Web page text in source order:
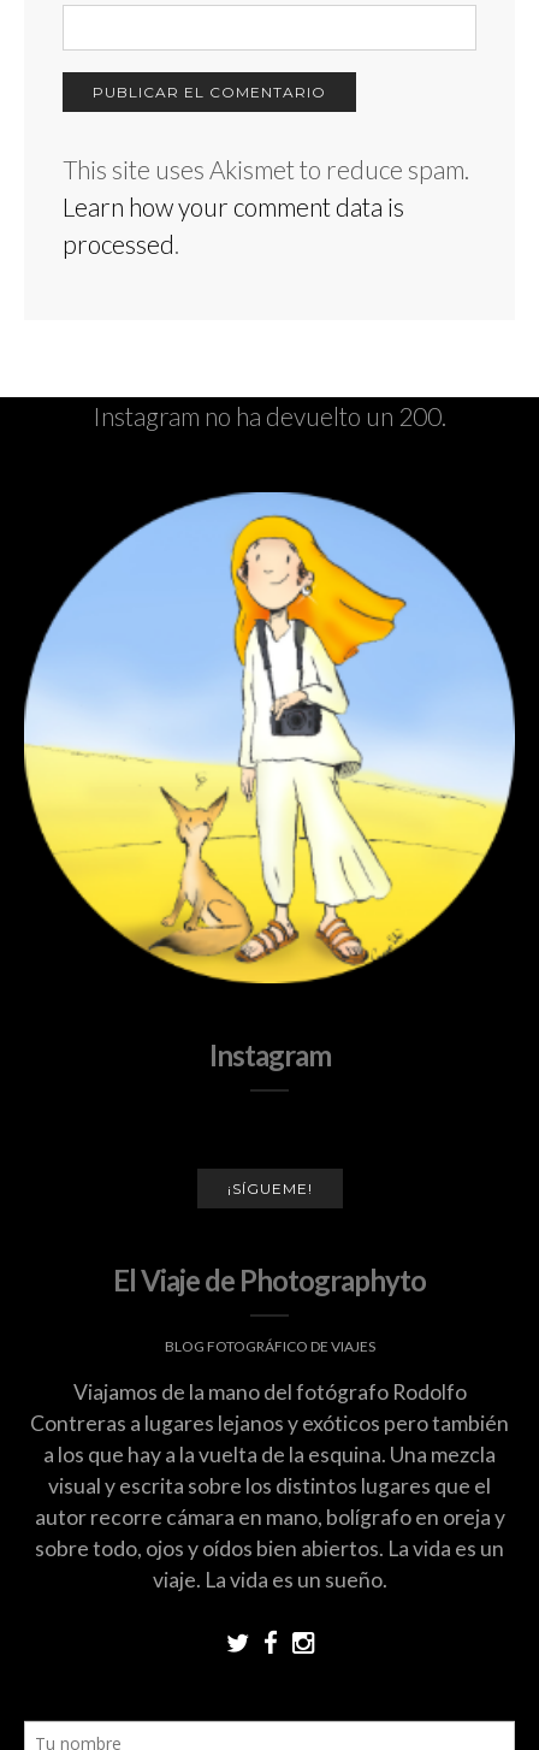
This site uses Akismet to reduce spam.
Learn how your comment data is
processed
Instagram no ha devuelto un 200.
Instagram
¡SÍGUEME!
El Viaje de Photographyto
BLOG FOTOGRÁFICO DE VIAJES
Viajamos de la mano del fotógrafo Rodolfo
Contreras a lugares lejanos y exóticos pero también
a los que hay a la vuelta de la esquina. Una mezcla
visual y escrita sobre los distintos lugares que el
autor recorre cámara en mano, bolígrafo en oreja y
sobre todo, ojos y oídos bien abiertos. La vida es un
viaje. La vida es un sueño.